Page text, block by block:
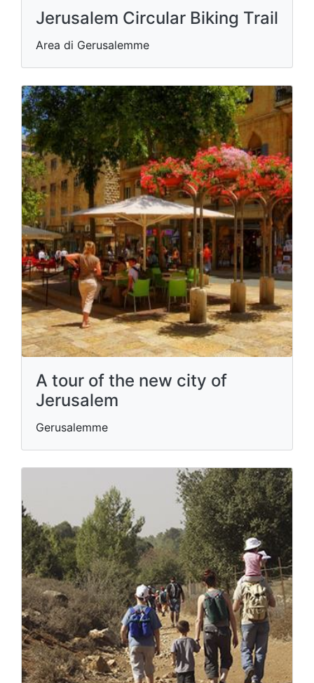
Jerusalem Circular Biking Trail
Area di Gerusalemme
A tour of the new city of
Jerusalem
Gerusalemme